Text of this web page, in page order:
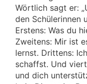
Wörtlich sagt er:
den Schülerinnen
Erstens: Was du
Zweitens: Mir ist
lernst. Drittens:
schaffst. Und
und dich